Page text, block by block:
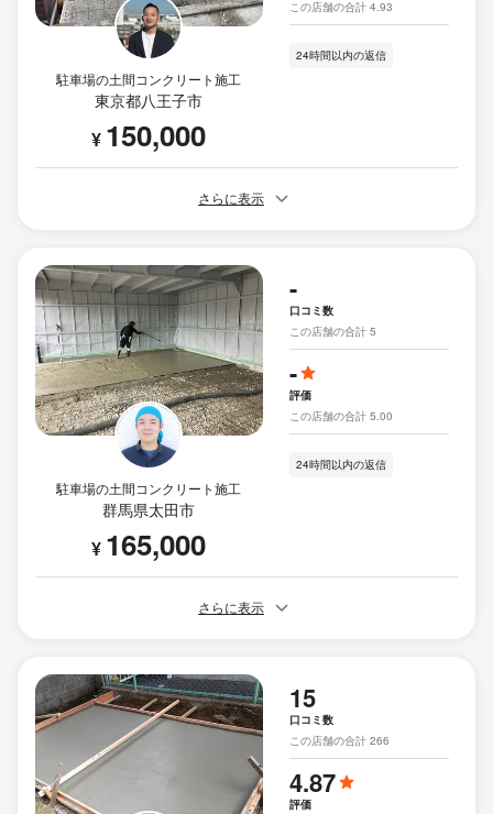
駐車場の土間コンクリート施工
東京都八王子市
¥ 150,000
この店舗の合計 4.93
24時間以内の返信
さらに表示
駐車場の土間コンクリート施工
群馬県太田市
¥ 165,000
-
口コミ数
この店舗の合計 5
-
評価
この店舗の合計 5.00
24時間以内の返信
さらに表示
15
口コミ数
この店舗の合計 266
4.87
評価